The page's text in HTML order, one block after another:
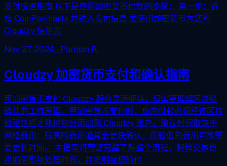
支付快速指南 以下是使用加密货币付款的步骤： 第一步：选
择 CoinPayments 并输入支付信息 要使用加密货币为您的
Cloudzy 信用余
Nov 27, 2024 · Parnian R.
Cloudzy 加密货币支付和确认指南
用加密货币支付 Cloudzy 服务灵活便捷，但需要理解区块链
确认的工作原理。用加密货币支付时，您的付款必须经过区块
链验证后才能将积分添加到 Cloudzy 账户。确认时间取决于
网络费用：较高的费用通常会更快确认，而较低的费用可能需
要更长时间。 本指南将带您完整了解整个流程，解释交易费
用如何影响处理时间，并说明当您的付